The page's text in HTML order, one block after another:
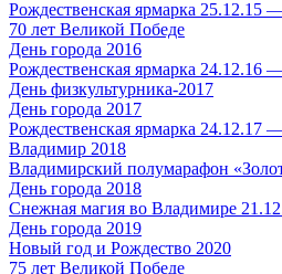
Рождественская ярмарка 25.12.15
70 лет Великой Победе
День города 2016
Рождественская ярмарка 24.12.16
День физкультурника-2017
День города 2017
Рождественская ярмарка 24.12.17
Владимир 2018
Владимирский полумарафон
День города 2018
Снежная магия во Владимире
День города 2019
Новый год и Рождество 2020
75 лет Великой Победе